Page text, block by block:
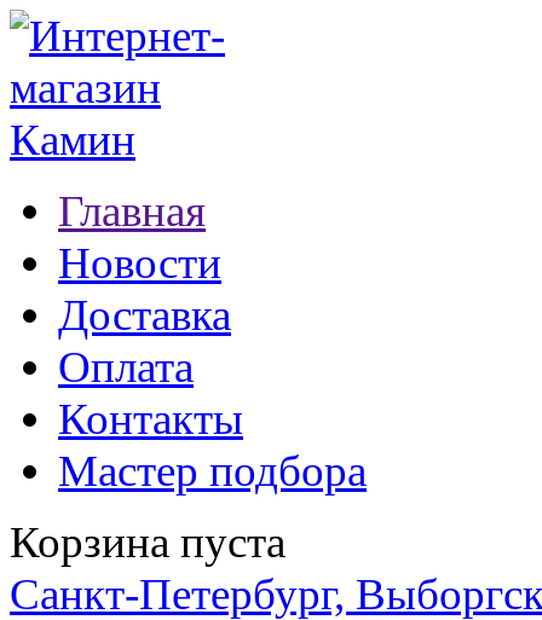
Главная
Новости
Доставка
Оплата
Контакты
Мастер подбора
Корзина пуста
Санкт-Петербург,